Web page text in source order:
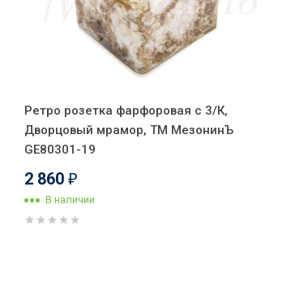
Ретро розетка фарфоровая с 3/К,
Дворцовый мрамор, ТМ МезонинЪ
GE80301-19
2 860 ₽
В наличии